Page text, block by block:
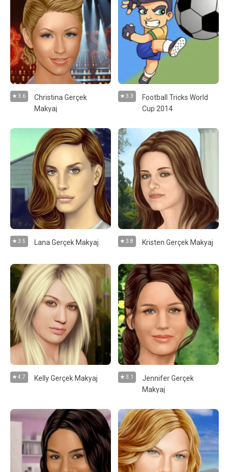
3.6
Christina Gerçek
Makyaj
3.3
Football Tricks World
Cup 2014
3.5 Lana Gerçek Makyaj 3.8 Kristen Gerçek Makyaj
4.7 Kelly Gerçek Makyaj 3.1
Jennifer Gerçek
Makyaj